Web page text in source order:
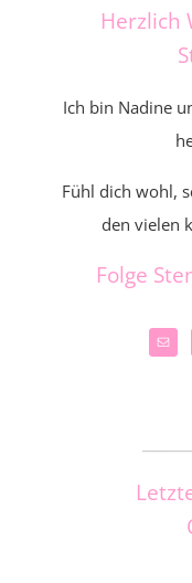
Herzlich
Ich bin Nadine
Fühl dich wohl,
den vielen
Folge